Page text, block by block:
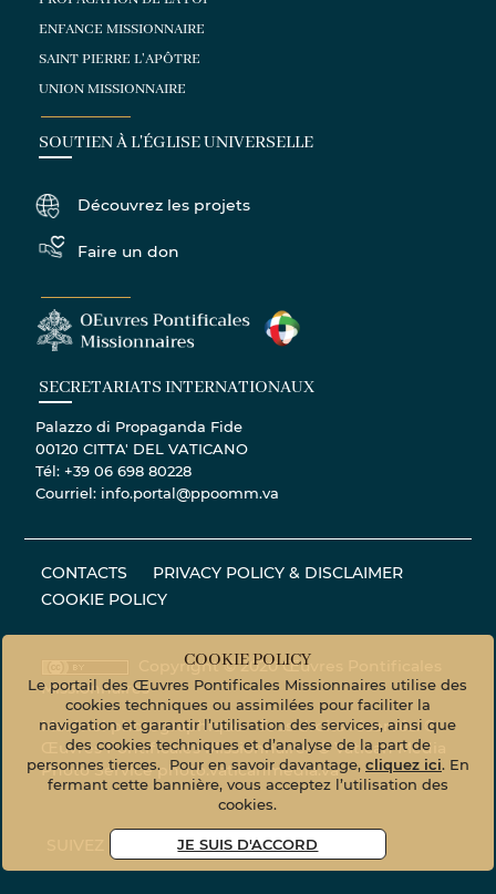
ENFANCE MISSIONNAIRE
SAINT PIERRE L'APÔTRE
UNION MISSIONNAIRE
SOUTIEN À L'ÉGLISE UNIVERSELLE
Découvrez les projets
Faire un don
SECRETARIATS INTERNATIONAUX
Palazzo di Propaganda Fide
00120 CITTA' DEL VATICANO
Tél: +39 06 698 80228
Courriel: info.portal@ppoomm.va
CONTACTS
PRIVACY POLICY & DISCLAIMER
COOKIE POLICY
Copyright © 2020 Œuvres Pontificales
Missionnaires
Matériel photographique - Tous droits réservés. ©
Œuvres Pontificales Missionnaires © Vatican Media
Photo Servicephoto.vaticanmedia.va
COOKIE POLICY
Le portail des Œuvres Pontificales Missionnaires utilise des
cookies techniques ou assimilées pour faciliter la
navigation et garantir l’utilisation des services, ainsi que
des cookies techniques et d’analyse de la part de
personnes tierces. Pour en savoir davantage, cliquez ici. En
fermant cette bannière, vous acceptez l’utilisation des
cookies.
JE SUIS D'ACCORD